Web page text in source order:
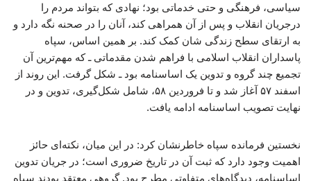
سیاسی، فرهنگی و حتی خدماتی بود؛ نهادی که بتواند مردم را
درجریان انقلاب و پس از آن همراهی کند، آنان را در صحنه نگه دارد و
به ارتقای سطح زندگی‌ شان کمک کند. بر همین اساس، سپاه
پاسداران انقلاب اسلامی با فراهم شدن مقدماتی ـ که مهم‌ترین آن
تجمیع چند گروه و تدوین یک اساسنامه بود ـ شکل گرفت. این روند از
اسفند ۵۷ آغاز شد و تا فروردین ۵۸، شامل شکل‌گیری، تدوین و در
نهایت تصویب اساسنامه ادامه یافت.
نخستین فرمانده سپاه خاطرنشان کرد: در این میان، نکته‌ای حائز
اهمیت وجود دارد که ثبت آن در تاریخ ضروری است؛ در جریان تدوین
اساسنامه، دیدگاه‌های متفاوتی مطرح بود. گروهی معتقد بودند سپاه